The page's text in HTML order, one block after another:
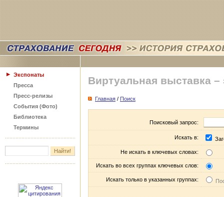
Экспонаты
Пресса
Пресс-релизы
События (Фото)
Библиотека
Термины
Виртуальная выставка –
Главная / Поиск
Поисковый запрос:
Искать в:
Не искать в ключевых словах:
Искать во всех группах ключевых слов:
Искать только в указанных группах: